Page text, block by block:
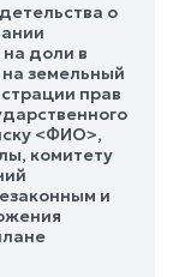
о
доли в
земельный
прав
<ФИО>,
комитету
и